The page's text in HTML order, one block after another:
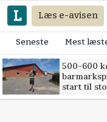
Læs e-avisen
Seneste Mest
500-600
start til